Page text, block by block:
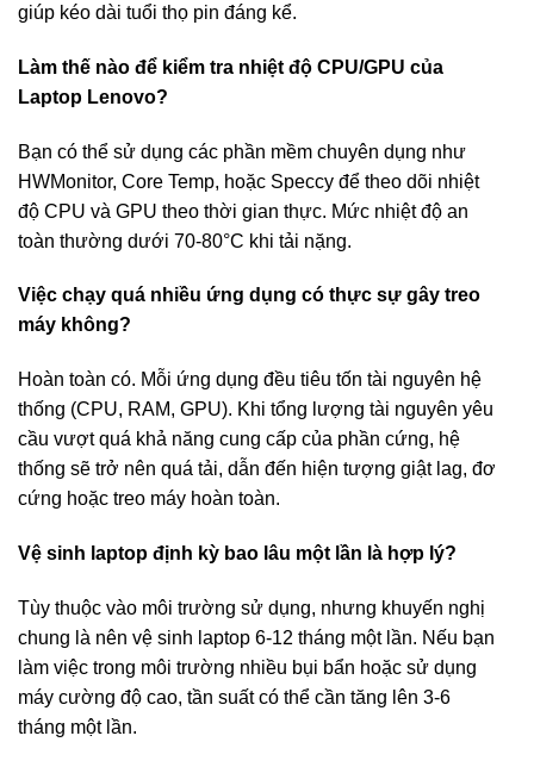
giúp kéo dài tuổi thọ pin đáng kể.
Làm thế nào để kiểm tra nhiệt độ CPU/GPU của
Laptop Lenovo?
Bạn có thể sử dụng các phần mềm chuyên dụng như
HWMonitor, Core Temp, hoặc Speccy để theo dõi nhiệt
độ CPU và GPU theo thời gian thực. Mức nhiệt độ an
toàn thường dưới 70-80°C khi tải nặng.
Việc chạy quá nhiều ứng dụng có thực sự gây treo
máy không?
Hoàn toàn có. Mỗi ứng dụng đều tiêu tốn tài nguyên hệ
thống (CPU, RAM, GPU). Khi tổng lượng tài nguyên yêu
cầu vượt quá khả năng cung cấp của phần cứng, hệ
thống sẽ trở nên quá tải, dẫn đến hiện tượng giật lag, đơ
cứng hoặc treo máy hoàn toàn.
Vệ sinh laptop định kỳ bao lâu một lần là hợp lý?
Tùy thuộc vào môi trường sử dụng, nhưng khuyến nghị
chung là nên vệ sinh laptop 6-12 tháng một lần. Nếu bạn
làm việc trong môi trường nhiều bụi bẩn hoặc sử dụng
máy cường độ cao, tần suất có thể cần tăng lên 3-6
tháng một lần.